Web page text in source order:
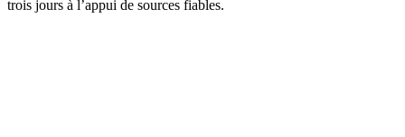
trois jours à l’appui de sources fiables.